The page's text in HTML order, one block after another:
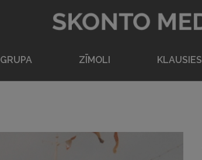
GRUPA ZĪMOLI KLAUSIES